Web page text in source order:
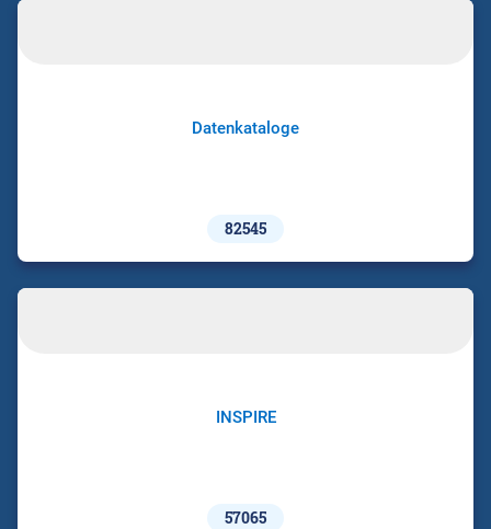
Datenkataloge
82545
INSPIRE
57065